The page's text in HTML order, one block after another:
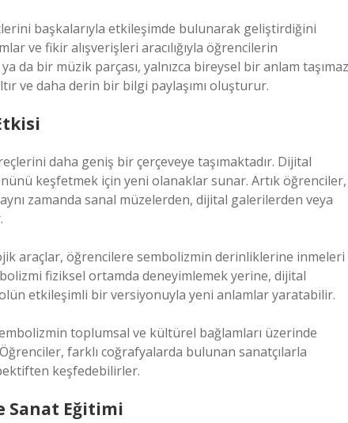
başkalarıyla etkileşimde bulunarak geliştirdiğini
ve fikir alışverişleri aracılığıyla öğrencilerin
da bir müzik parçası, yalnızca bireysel bir anlam
ve daha derin bir bilgi paylaşımı oluşturur.
daha geniş bir çerçeveye taşımaktadır. Dijital
keşfetmek için yeni olanaklar sunar. Artık öğrenciler,
zamanda sanal müzelerden, dijital galerilerden veya
araçlar, öğrencilere sembolizmin derinliklerine inmeleri
fiziksel ortamda deneyimlemek yerine, dijital
etkileşimli bir versiyonuyla yeni anlamlar yaratabilir.
toplumsal ve kültürel bağlamları üzerinde
farklı coğrafyalarda bulunan sanatçılarla
keşfedebilirler.
Sanat Eğitimi